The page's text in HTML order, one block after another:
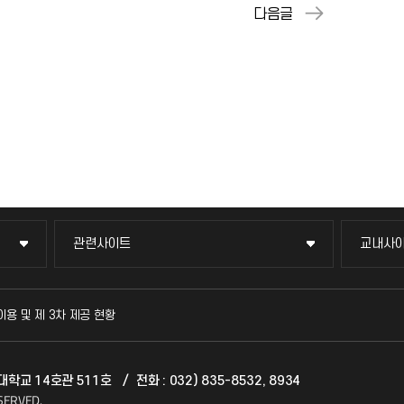
관련사이트
관련사이트
국방헬프콜
산학협력단
교내사
교내사
교수회
용 및 제 3차 제공 현황
학교 14호관 511호 / 전화 : 032) 835-8532, 8934